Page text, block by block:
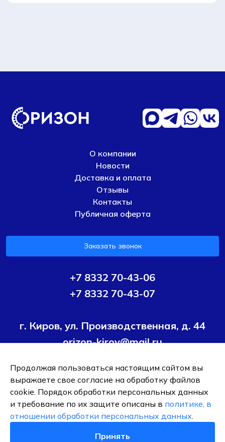
О компании
Новости
Доставка и оплата
Отзывы
Контакты
Публичная оферта
Заказать звонок
+7 8332 70-43-06
+7 8332 70-43-07
г. Киров, ул. Производственная, д. 44
orizon-kirov@mail.ru
Условия политики конфиденциальности
Согласие на
обработку персональных данных
ОБЩЕСТВО С ОГРАНИЧЕННОЙ ОТВЕТСТВЕННОСТЬЮ ТК
"ОРИЗОН-ПОДШИПНИК"
ИНН 4345495376
Продолжая пользоваться настоящим сайтом вы
выражаете свое согласие на обработку файлов
cookie. Порядок обработки персональных данных
и требование по их защите описаны в политике, в
отношении обработки персональных данных.
Принять